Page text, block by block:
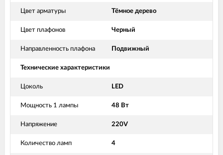
Цвет арматуры Тёмное дерево
Цвет плафонов Черный
Направленность плафона Подвижный
Технические характеристики
Цоколь LED
Мощность 1 лампы 48 Вт
Напряжение 220V
Количество ламп 4